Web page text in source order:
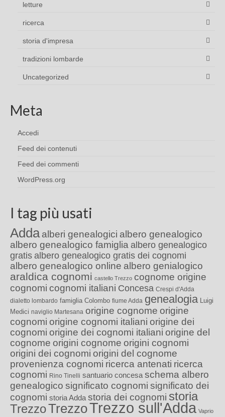
letture
ricerca
storia d'impresa
tradizioni lombarde
Uncategorized
Meta
Accedi
Feed dei contenuti
Feed dei commenti
WordPress.org
I tag più usati
Adda alberi genealogici albero genealogico
albero genealogico famiglia albero genealogico
gratis albero genealogico gratis dei cognomi
albero genealogico online albero genialogico
araldica cognomi castello Trezzo cognome origine
cognomi cognomi italiani Concesa Crespi d'Adda
dialetto lombardo famiglia Colombo fiume Adda genealogia Luigi
Medici naviglio Martesana origine cognome origine
cognomi origine cognomi italiani origine dei
cognomi origine dei cognomi italiani origine del
cognome origini cognome origini cognomi
origini dei cognomi origini del cognome
provenienza cognomi ricerca antenati ricerca
cognomi Rino Tinelli santuario concesa schema albero
genealogico significato cognomi significato dei
cognomi storia Adda storia dei cognomi storia
TrezzoTrezzoTrezzo sull'Adda Vaprio